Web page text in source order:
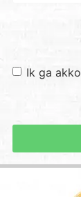
Ik ga